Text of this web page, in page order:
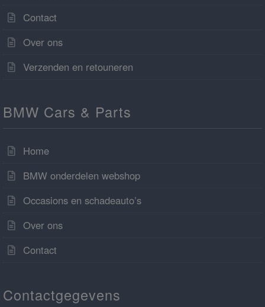
Contact
Over ons
Verzenden en retouneren
BMW Cars & Parts
Home
BMW onderdelen webshop
Occasions en schadeauto’s
Over ons
Contact
Contactgegevens